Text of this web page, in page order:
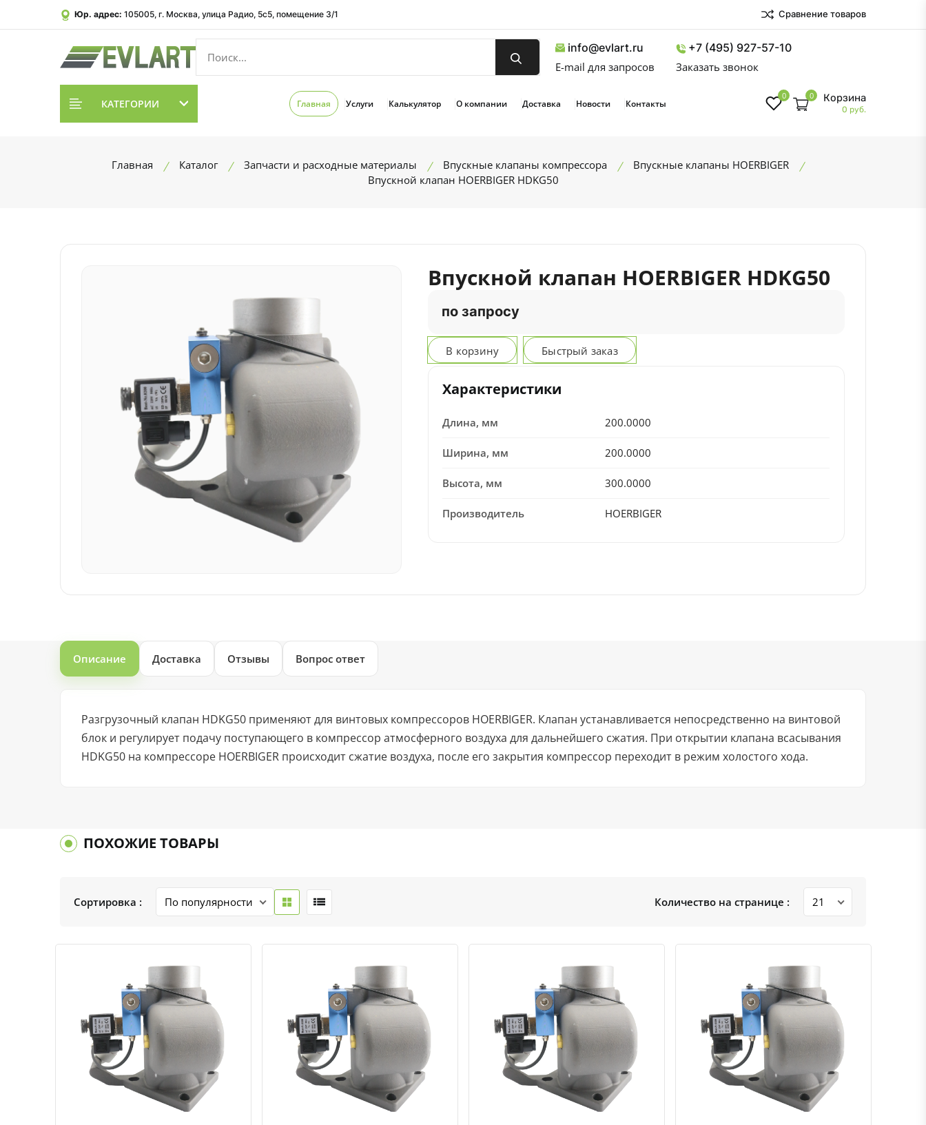
Юр. адрес: 105005, г. Москва, улица Радио, 5с5, помещение 3/1 Сравнение товаров
info@evlart.ru
E-mail для запросов
+7 (495) 927-57-10
Заказать звонок
КАТЕГОРИИ Главная Услуги Калькулятор О компании Доставка Новости Контакты
0 0 Корзина
0 руб.
Главная Каталог Запчасти и расходные материалы Впускные клапаны компрессора
Впускные клапаны HOERBIGER
Впускной клапан HOERBIGER HDKG50
Впускной клапан HOERBIGER HDKG50
по запросу
В корзину Быстрый заказ
Характеристики
Длина, мм 200.0000
Ширина, мм 200.0000
Высота, мм 300.0000
Производитель HOERBIGER
Описание Доставка Отзывы Вопрос ответ
Разгрузочный клапан HDKG50 применяют для винтовых компрессоров HOERBIGER. Клапан устанавливается непосредственно на винтовой
блок и регулирует подачу поступающего в компрессор атмосферного воздуха для дальнейшего сжатия. При открытии клапана всасывания
HDKG50 на компрессоре HOERBIGER происходит сжатие воздуха, после его закрытия компрессор переходит в режим холостого хода.
ПОХОЖИЕ ТОВАРЫ
Сортировка : Количество на странице :
Добавить в избранное Добавить в избранное Добавить в избранное Добавить в избранное